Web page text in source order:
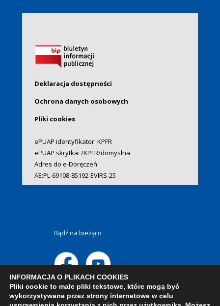
Deklaracja dostępności
Ochrona danych osobowych
Pliki cookies
ePUAP identyfikator: KPFR
ePUAP skrytka: /KPFR/domyslna
Adres do e-Doręczeń:
AE:PL-69108-85192-EVIRS-25
Bądź na bieżąco
INFORMACJA O PLIKACH COOKIES
Pliki cookie to małe pliki tekstowe, które mogą być
wykorzystywane przez strony internetowe w celu